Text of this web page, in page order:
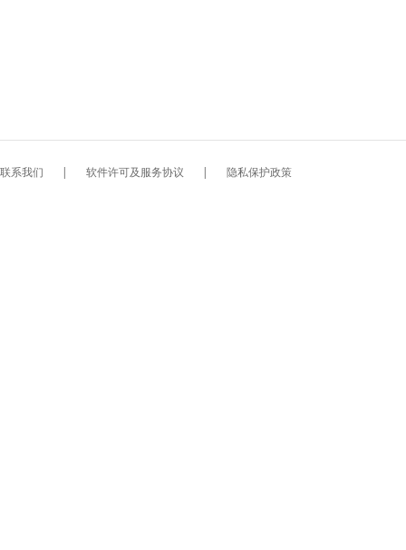
联系我们 | 软件许可及服务协议 | 隐私保护政策